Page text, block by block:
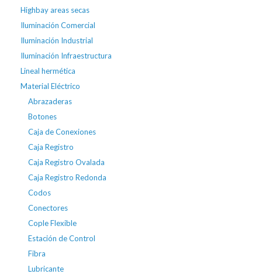
Highbay areas secas
Iluminación Comercial
Iluminación Industrial
Iluminación Infraestructura
Lineal hermética
Material Eléctrico
Abrazaderas
Botones
Caja de Conexiones
Caja Registro
Caja Registro Ovalada
Caja Registro Redonda
Codos
Conectores
Cople Flexible
Estación de Control
Fibra
Lubricante